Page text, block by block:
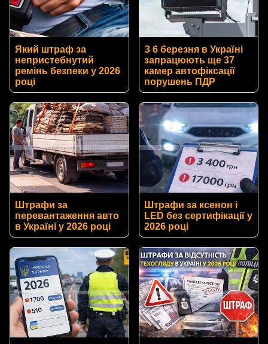
Який штраф за
непристебнутий
ремінь безпеки у 2026
році
З 6 березня в Україні
запрацюють ще 37
камер автофіксації
порушень ПДР
Штрафи за
перевантаження авто
в Україні у 2026 році
Штрафи за ксенон і
LED без сертифікації у
2026 році